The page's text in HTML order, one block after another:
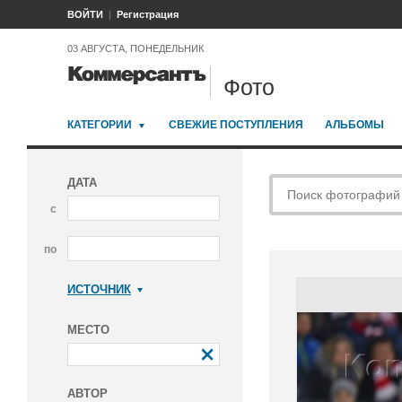
ВОЙТИ Регистрация
03 АВГУСТА, ПОНЕДЕЛЬНИК
Фото
КАТЕГОРИИ СВЕЖИЕ ПОСТУПЛЕНИЯ АЛЬБОМЫ
ДАТА
с
по
ИСТОЧНИК
МЕСТО
АВТОР